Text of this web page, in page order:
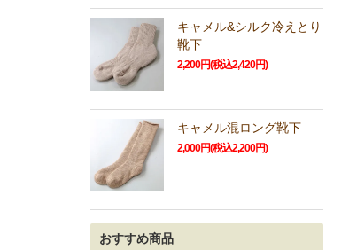
キャメル&シルク冷えとり
靴下
2,200円(税込2,420円)
キャメル混ロング靴下
2,000円(税込2,200円)
おすすめ商品